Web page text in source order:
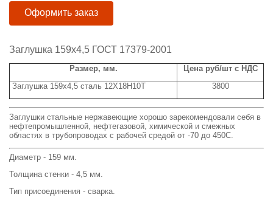
Оформить заказ
Заглушка 159х4,5 ГОСТ 17379-2001
Размер, мм.
Цена руб/шт с НДС
Заглушка 159х4,5 сталь 12Х18Н10Т
3800
Заглушки стальные нержавеющие хорошо зарекомендовали себя в
нефтепромышленной, нефтегазовой, химической и смежных
областях в трубопроводах с рабочей средой от -70 до 450С.
Диаметр - 159 мм.
Толщина стенки - 4,5 мм.
Тип присоединения - сварка.